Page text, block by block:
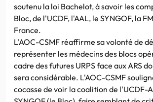
soutenu la loi Bachelot, à savoir les
Bloc, de l'UCDF, l'AAL, le SYNGOF, la
France.
L'AOC-CSMF réaffirme sa volonté de
représenter les médecins des blocs
cadre des futures URPS face aux ARS
sera considérable. L'AOC-CSMF
cocasse de voir la coalition de l'UCDF-